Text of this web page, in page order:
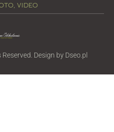
VIDEO
Design by Dseo.pl